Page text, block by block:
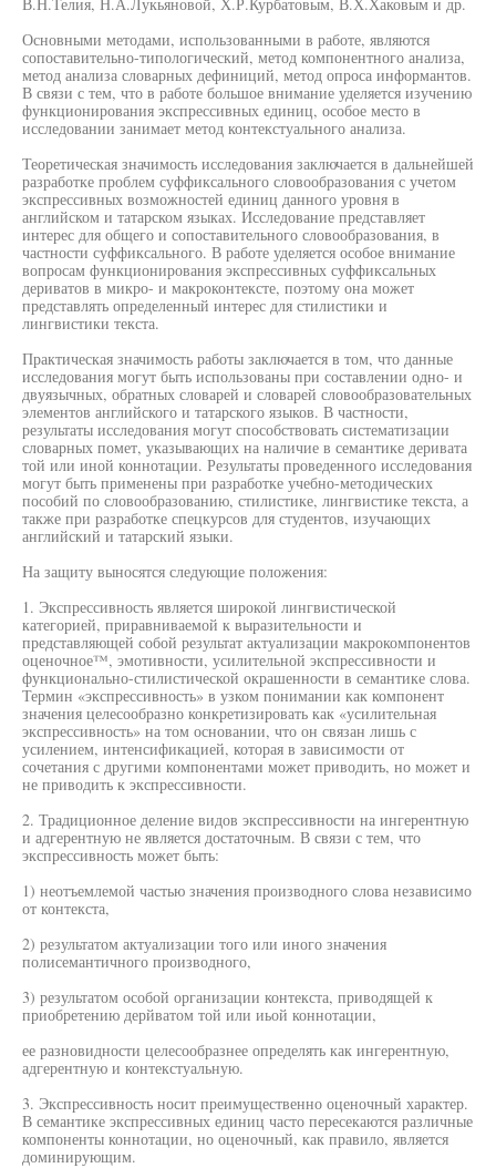
Основными методами, использованными в работе, являются
сопоставительно-типологический, метод компонентного анализа,
метод анализа словарных дефиниций, метод опроса информантов.
В связи с тем, что в работе большое внимание уделяется изучению
функционирования экспрессивных единиц, особое место в
исследовании занимает метод контекстуального анализа.
Теоретическая значимость исследования заключается в дальнейшей
разработке проблем суффиксального словообразования с учетом
экспрессивных возможностей единиц данного уровня в
английском и татарском языках. Исследование представляет
интерес для общего и сопоставительного словообразования, в
частности суффиксального. В работе уделяется особое внимание
вопросам функционирования экспрессивных суффиксальных
дериватов в микро- и макроконтексте, поэтому она может
представлять определенный интерес для стилистики и
лингвистики текста.
Практическая значимость работы заключается в том, что данные
исследования могут быть использованы при составлении одно- и
двуязычных, обратных словарей и словарей словообразовательных
элементов английского и татарского языков. В частности,
результаты исследования могут способствовать систематизации
словарных помет, указывающих на наличие в семантике деривата
той или иной коннотации. Результаты проведенного исследования
могут быть применены при разработке учебно-методических
пособий по словообразованию, стилистике, лингвистике текста, а
также при разработке спецкурсов для студентов, изучающих
английский и татарский языки.
На защиту выносятся следующие положения:
1. Экспрессивность является широкой лингвистической
категорией, приравниваемой к выразительности и
представляющей собой результат актуализации макрокомпонентов
оценочное™, эмотивности, усилительной экспрессивности и
функционально-стилистической окрашенности в семантике слова.
Термин «экспрессивность» в узком понимании как компонент
значения целесообразно конкретизировать как «усилительная
экспрессивность» на том основании, что он связан лишь с
усилением, интенсификацией, которая в зависимости от
сочетания с другими компонентами может приводить, но может и
не приводить к экспрессивности.
2. Традиционное деление видов экспрессивности на ингерентную
и адгерентную не является достаточным. В связи с тем, что
экспрессивность может быть:
1) неотъемлемой частью значения производного слова независимо
от контекста,
2) результатом актуализации того или иного значения
полисемантичного производного,
3) результатом особой организации контекста, приводящей к
приобретению дерйватом той или иьой коннотации,
ее разновидности целесообразнее определять как ингерентную,
адгерентную и контекстуальную.
3. Экспрессивность носит преимущественно оценочный характер.
В семантике экспрессивных единиц часто пересекаются различные
компоненты коннотации, но оценочный, как правило, является
доминирующим.